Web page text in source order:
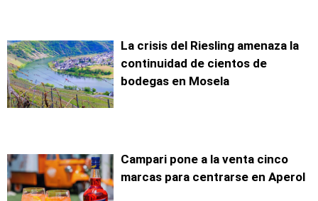
La crisis del Riesling amenaza la
continuidad de cientos de
bodegas en Mosela
Campari pone a la venta cinco
marcas para centrarse en Aperol